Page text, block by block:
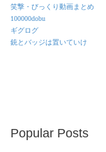
笑撃・びっくり動画まとめ
100000dobu
ギグログ
銃とバッジは置いていけ
Popular Posts